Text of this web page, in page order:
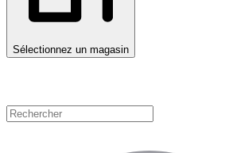
Sélectionnez un magasin